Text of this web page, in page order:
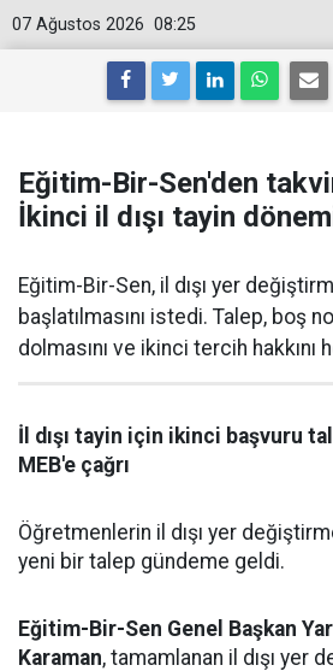
08:25
07 Ağustos 2026
Eğitim-Bir-Sen'den
İkinci il dışı tayin
Eğitim-Bir-Sen, il dışı yer
başlatılmasını istedi. Talep, boş
dolmasını ve ikinci tercih hakkını
İl dışı tayin için ikinci başvuru
MEB'e çağrı
Öğretmenlerin il dışı yer
yeni bir talep gündeme geldi.
Eğitim-Bir-Sen Genel Başkan
Karaman, tamamlanan il dışı yer